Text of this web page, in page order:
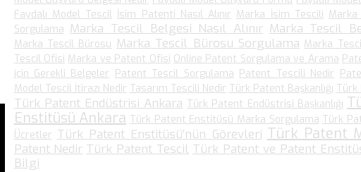
Faydalı Model Tescil İsim Patenti Nasıl Alınır Marka İsim Tescili
Sorgulama Marka Tescil Belgesi Nasıl Alınır Marka Tescil
Marka Tescil Bürosu Marka Tescil Bürosu Sorgulama Marka
Tescil Ofisi Marka ve Patent Ofisi Online Patent Sorgulama ve Arama
için Gerekli Belgeler Patent Tescil Sorgulama Patent Tescili Nedir
Model Tescil İtirazı Nedir Tasarım Tescili Nedir Türk Patent Başkanlığı Türk
Türk Patent Endüstrisi Ankara Türk Patent Endüstrisi Başkanlığı
Enstitüsü Ankara Türk Patent Enstitüsü Marka Sorgulama Türk
Ücretler Türk Patent Enstitüsü’nün Görevleri Türk Patent
Patent Nedir Türk Patent Tescil Türk Patent ve Patent
Bilgi